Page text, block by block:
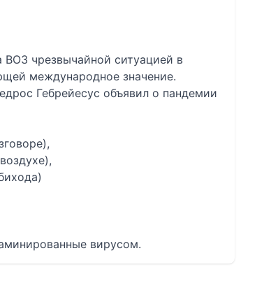
ВОЗ чрезвычайной ситуацией в
международное значение.
Гебрейесус объявил о пандемии
вирусом.